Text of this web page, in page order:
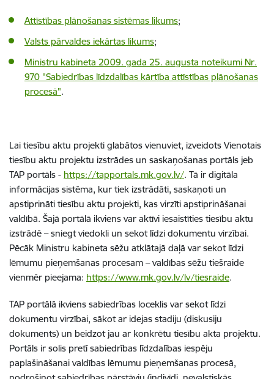
Attīstības plānošanas sistēmas likums;
Valsts pārvaldes iekārtas likums;
Ministru kabineta 2009. gada 25. augusta noteikumi Nr.
970 "Sabiedrības līdzdalības kārtība attīstības plānošanas
procesā".
Lai tiesību aktu projekti glabātos vienuviet, izveidots Vienotais
tiesību aktu projektu izstrādes un saskaņošanas portāls jeb
TAP portāls - https://tapportals.mk.gov.lv/. Tā ir digitāla
informācijas sistēma, kur tiek izstrādāti, saskaņoti un
apstiprināti tiesību aktu projekti, kas virzīti apstiprināšanai
valdībā. Šajā portālā ikviens var aktīvi iesaistīties tiesību aktu
izstrādē – sniegt viedokli un sekot līdzi dokumentu virzībai.
Pēcāk Ministru kabineta sēžu atklātajā daļā var sekot līdzi
lēmumu pieņemšanas procesam – valdības sēžu tiešraide
vienmēr pieejama: https://www.mk.gov.lv/lv/tiesraide.
TAP portālā ikviens sabiedrības loceklis var sekot līdzi
dokumentu virzībai, sākot ar idejas stadiju (diskusiju
dokuments) un beidzot jau ar konkrētu tiesību akta projektu.
Portāls ir solis pretī sabiedrības līdzdalības iespēju
paplašināšanai valdības lēmumu pieņemšanas procesā,